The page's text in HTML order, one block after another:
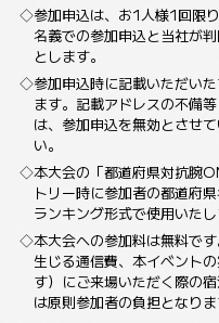
参加申込は、お1人様1回限
名義での参加申込と当社が
とします。
参加申込時に記載いただい
ます。記載アドレスの不備
は、参加申込を無効とさせ
い。
本大会の「都道府県対抗腕
トリー時に参加者の都道府
ランキング形式で使用いたし
本大会への参加料は無料で
生じる通信費、本イベント
す）にご来場いただく際の
は原則参加者の負担となりま